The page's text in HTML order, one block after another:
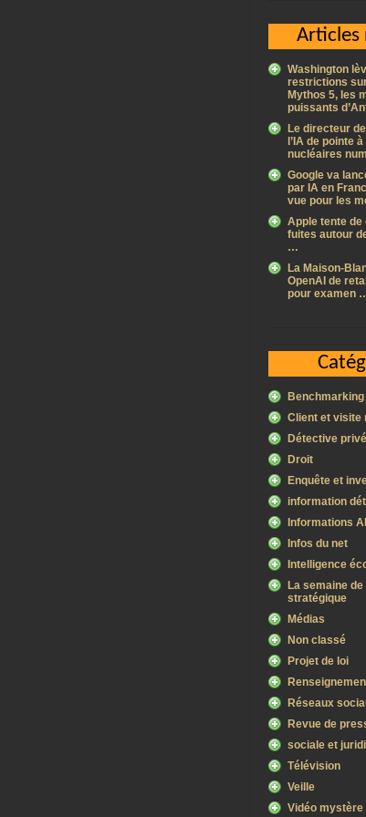
Articles
Washington
restrictions
Mythos 5, les
puissants
Le directeur
l’IA de pointe
nucléaires
Google va
par IA en
vue pour les
Apple tente
fuites autour
…
La Maison-
OpenAI de
pour examen
Benchmarking
Client et visite
Détective privé
Droit
Enquête et
information
Informations
Infos du net
Intelligence
La semaine
stratégique
Médias
Non classé
Projet de loi
Réseaux
Revue de
sociale et
Télévision
Veille
Vidéo mystère